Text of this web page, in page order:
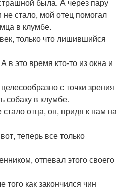
была. А через пару
не стало, мой отец помогал
в клумбе.
только что лишившийся
в это время кто-то из окна и
с точки зрения
собаку в клумбе.
отца, он, придя к нам на
теперь все только
отпевал этого своего
как закончился чин